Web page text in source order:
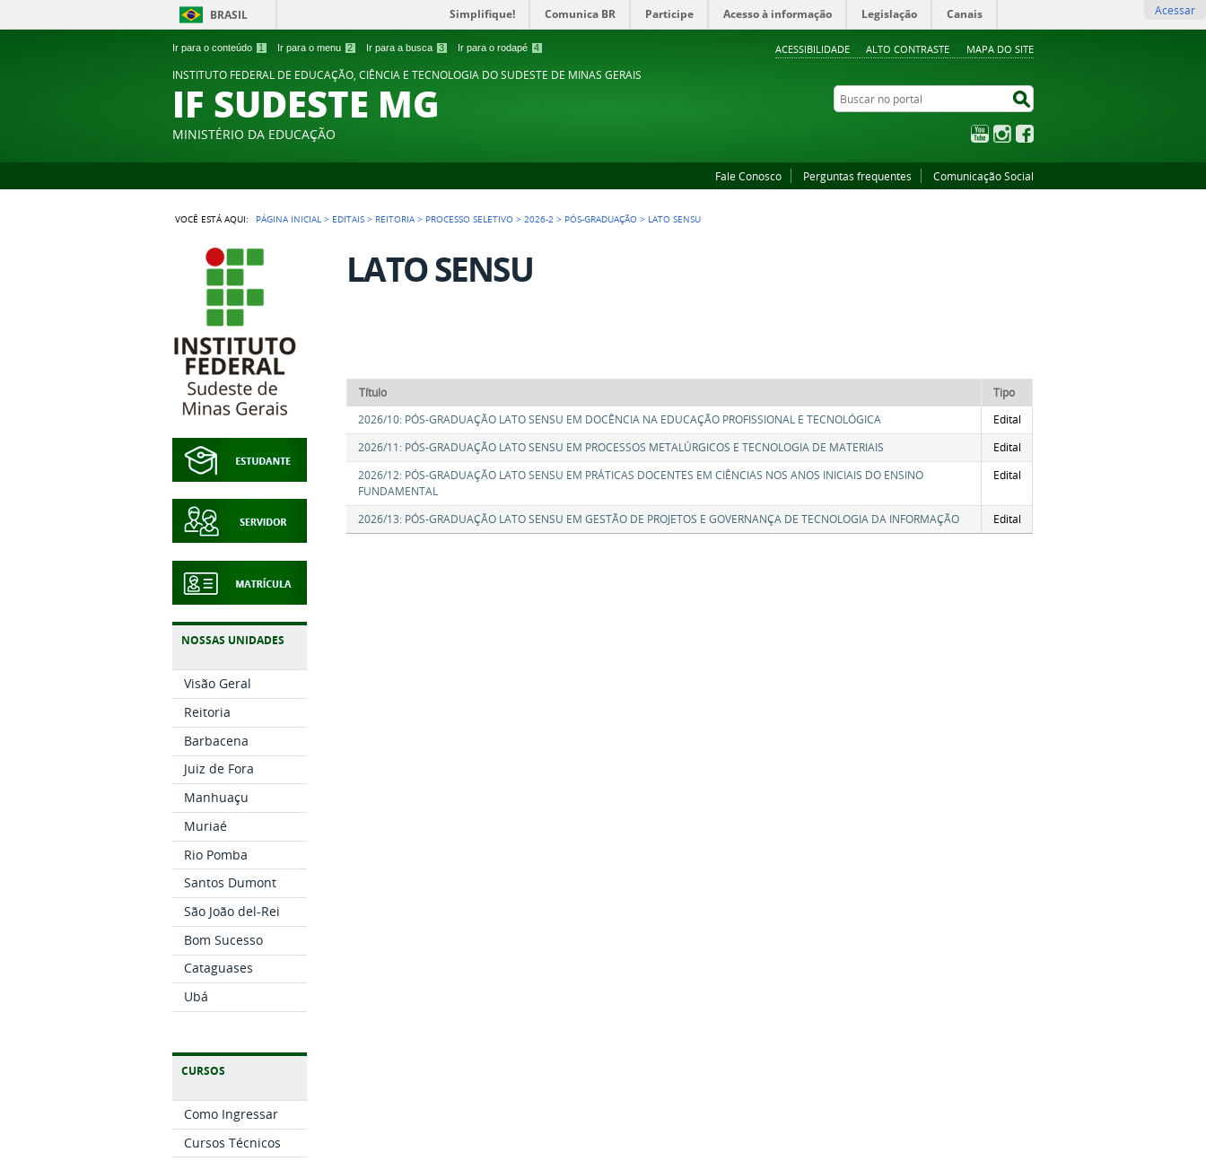
Ir para o conteúdo 1 Ir para o menu 2 Ir para a busca 3 Ir para o rodapé 4 ACESSIBILIDADE ALTO CONTRASTE MAPA DO SITE
BRASIL Simplifique! Comunica BR Participe Acesso à informação Legislação Canais Acessar
INSTITUTO FEDERAL DE EDUCAÇÃO, CIÊNCIA E TECNOLOGIA DO SUDESTE DE MINAS GERAIS
IF SUDESTE MG
MINISTÉRIO DA EDUCAÇÃO
Buscar no portal
YouTubeInstagram
Fale Conosco Perguntas frequentes Comunicação Social
VOCÊ ESTÁ AQUI: PÁGINA INICIAL > EDITAIS > REITORIA > PROCESSO SELETIVO >2026-2 > PÓS-GRADUAÇÃO > LATO SENSU
NOSSAS UNIDADES
Visão Geral
Reitoria
Barbacena
Juiz de Fora
Manhuaçu
Muriaé
Rio Pomba
Santos Dumont
São João del-Rei
Bom Sucesso
Cataguases
Ubá
CURSOS
Como Ingressar
Cursos Técnicos
LATO SENSU
Título
Tipo
2026/10: PÓS-GRADUAÇÃO LATO SENSU EM DOCÊNCIA NA EDUCAÇÃO PROFISSIONAL E TECNOLÓGICA
Edital
2026/11: PÓS-GRADUAÇÃO LATO SENSU EM PROCESSOS METALÚRGICOS E TECNOLOGIA DE MATERIAIS
Edital
2026/12: PÓS-GRADUAÇÃO LATO SENSU EM PRÁTICAS DOCENTES EM CIÊNCIAS NOS ANOS INICIAIS DO ENSINO
FUNDAMENTAL
Edital
2026/13: PÓS-GRADUAÇÃO LATO SENSU EM GESTÃO DE PROJETOS E GOVERNANÇA DE TECNOLOGIA DA INFORMAÇÃO Edital